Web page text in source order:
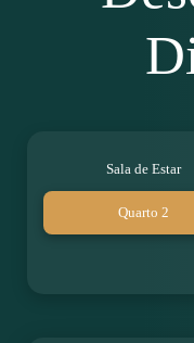
Sala de Estar
Quarto 2